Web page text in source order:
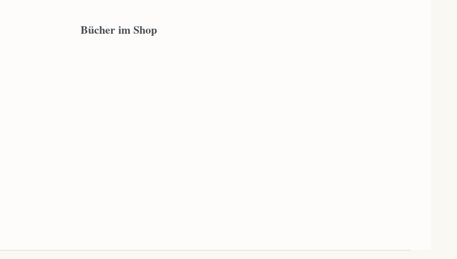
Bücher im Shop